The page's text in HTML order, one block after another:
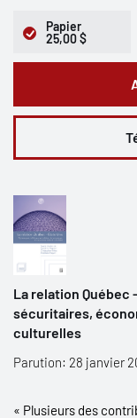
Papier
25,00 $
La relation Québec
sécuritaires,
culturelles
Parution: 28 janvier
« Plusieurs des